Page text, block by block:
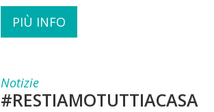
PIÙ INFO
Notizie
#RESTIAMOTUTTIACASA